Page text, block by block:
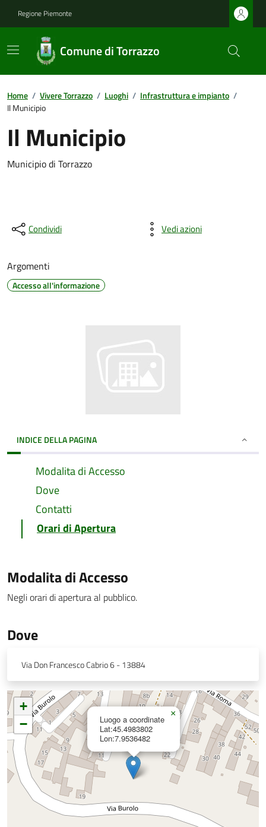
Regione Piemonte
Comune di Torrazzo
Home / Vivere Torrazzo / Luoghi / Infrastruttura e impianto /
Il Municipio
Il Municipio
Municipio di Torrazzo
Condividi Vedi azioni
Argomenti
Accesso all'informazione
INDICE DELLA PAGINA
Modalita di Accesso
Dove
Contatti
Orari di Apertura
Modalita di Accesso
Negli orari di apertura al pubblico.
Dove
Via Don Francesco Cabrio 6 - 13884
Luogo a coordinate
Lat:45.4983802
Lon:7.9536482
×
+
−